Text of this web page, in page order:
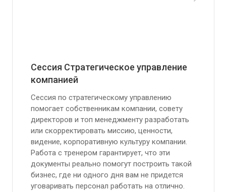
Сессия Стратегическое управление
компанией
Сессия по стратегическому управлению
помогает собственникам компании, совету
директоров и топ менеджменту разработать
или скорректировать миссию, ценности,
видение, корпоративную культуру компании.
Работа с тренером гарантирует, что эти
документы реально помогут построить такой
бизнес, где ни одного дня вам не придется
уговаривать персонал работать на отлично.